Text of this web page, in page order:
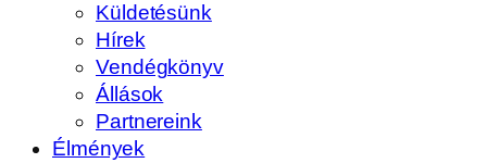
Küldetésünk
Hírek
Vendégkönyv
Állások
Partnereink
Élmények